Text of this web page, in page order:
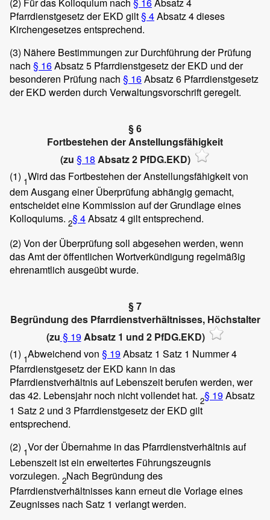
Pfarrdienstgesetz der EKD gilt§ 4Absatz 4 dieses
Kirchengesetzes entsprechend.
(3) Nähere Bestimmungen zur Durchführung der Prüfung
nach § 16Absatz 5 Pfarrdienstgesetz der EKD und der
besonderen Prüfung nach § 16Absatz 6 Pfarrdienstgesetz
der EKD werden durch Verwaltungsvorschrift geregelt.
§ 6
Fortbestehen der Anstellungsfähigkeit
(zu § 18 Absatz 2 PfDG.EKD)
(1) 1Wird das Fortbestehen der Anstellungsfähigkeit von
dem Ausgang einer Überprüfung abhängig gemacht,
entscheidet eine Kommission auf der Grundlage eines
Kolloquiums. 2§ 4Absatz 4 gilt entsprechend.
(2) Von der Überprüfung soll abgesehen werden, wenn
das Amt der öffentlichen Wortverkündigung regelmäßig
ehrenamtlich ausgeübt wurde.
§ 7
Begründung des Pfarrdienstverhältnisses, Höchstalter
(zu § 19Absatz 1 und 2 PfDG.EKD)
(1) 1Abweichend von § 19Absatz 1 Satz 1 Nummer 4
Pfarrdienstgesetz der EKD kann in das
Pfarrdienstverhältnis auf Lebenszeit berufen werden, wer
das 42. Lebensjahr noch nicht vollendet hat. 2§ 19Absatz
1 Satz 2 und 3 Pfarrdienstgesetz der EKD gilt
entsprechend.
(2) 1Vor der Übernahme in das Pfarrdienstverhältnis auf
Lebenszeit ist ein erweitertes Führungszeugnis
vorzulegen. 2Nach Begründung des
Pfarrdienstverhältnisses kann erneut die Vorlage eines
Zeugnisses nach Satz 1 verlangt werden.